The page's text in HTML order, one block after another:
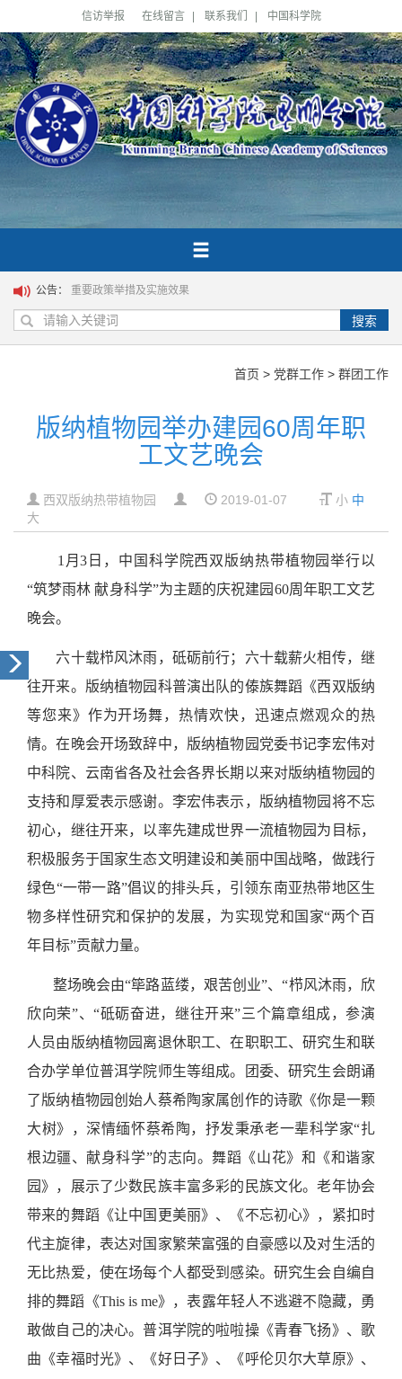
信访举报 在线留言 联系我们 中国科学院
公告： 重要政策举措及实施效果
搜索
首页 > 党群工作 > 群团工作
版纳植物园举办建园60周年职
工文艺晚会
西双版纳热带植物园 2019-01-07 小 中
大
1月3日， 中国科学院西双版纳热带植物园举行以
“筑梦雨林 献身科学”为主题的庆祝建园60周年职工文艺
晚会。
六十载栉风沐雨，砥砺前行；六十载薪火相传，继
往开来。 版纳植物园科普演出队的傣族舞蹈《西双版纳
等您来》作为开场舞，热情欢快，迅速点燃观众的热
情。在晚会开场致辞中，版纳植物园党委书记李宏伟对
中科院、云南省各及社会各界长期以来对版纳植物园的
支持和厚爱表示感谢。李宏伟表示， 版纳植物园将不忘
初心，继往开来，以率先建成世界一流植物园为目标，
积极服务于国家生态文明建设和美丽中国战略，做践行
绿色“一带一路”倡议的排头兵，引领东南亚热带地区生
物多样性研究和保护的发展，为实现党和国家“两个百
年目标”贡献力量。
整场晚会由“筚路蓝缕，艰苦创业”、“栉风沐雨，欣
欣向荣”、“砥砺奋进，继往开来”三个篇章组成，参演
人员由版纳植物园离退休职工、在职职工、研究生和联
合办学单位普洱学院师生等组成。
团委、研究生会朗诵
了版纳植物园创始人蔡希陶家属创作的诗歌《你是一颗
大树》，深情缅怀蔡希陶，抒发秉承老一辈科学家“扎
根边疆、献身科学”的志向。舞蹈《山花》和《和谐家
园》，展示了少数民族丰富多彩的民族文化。老年协会
带来的舞蹈《让中国更美丽》、《不忘初心》，紧扣时
代主旋律，表达对国家繁荣富强的自豪感以及对生活的
无比热爱，使在场每个人都受到感染。研究生会自编自
排的舞蹈《This is me》，表露年轻人不逃避不隐藏，勇
敢做自己的决心。普洱学院的啦啦操《青春飞扬》、歌
曲《幸福时光》、《好日子》、《呼伦贝尔大草原》、